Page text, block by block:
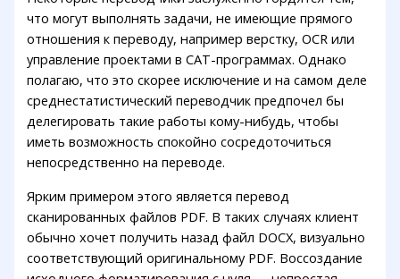
что могут выполнять задачи, не имеющие прямого
отношения к переводу, например верстку, OCR или
управление проектами в CAT-программах. Однако
полагаю, что это скорее исключение и на самом деле
среднестатистический переводчик предпочел бы
делегировать такие работы кому-нибудь, чтобы
иметь возможность спокойно сосредоточиться
непосредственно на переводе.
Ярким примером этого является перевод
сканированных файлов PDF. В таких случаях клиент
обычно хочет получить назад файл DOCX, визуально
соответствующий оригинальному PDF. Воссоздание